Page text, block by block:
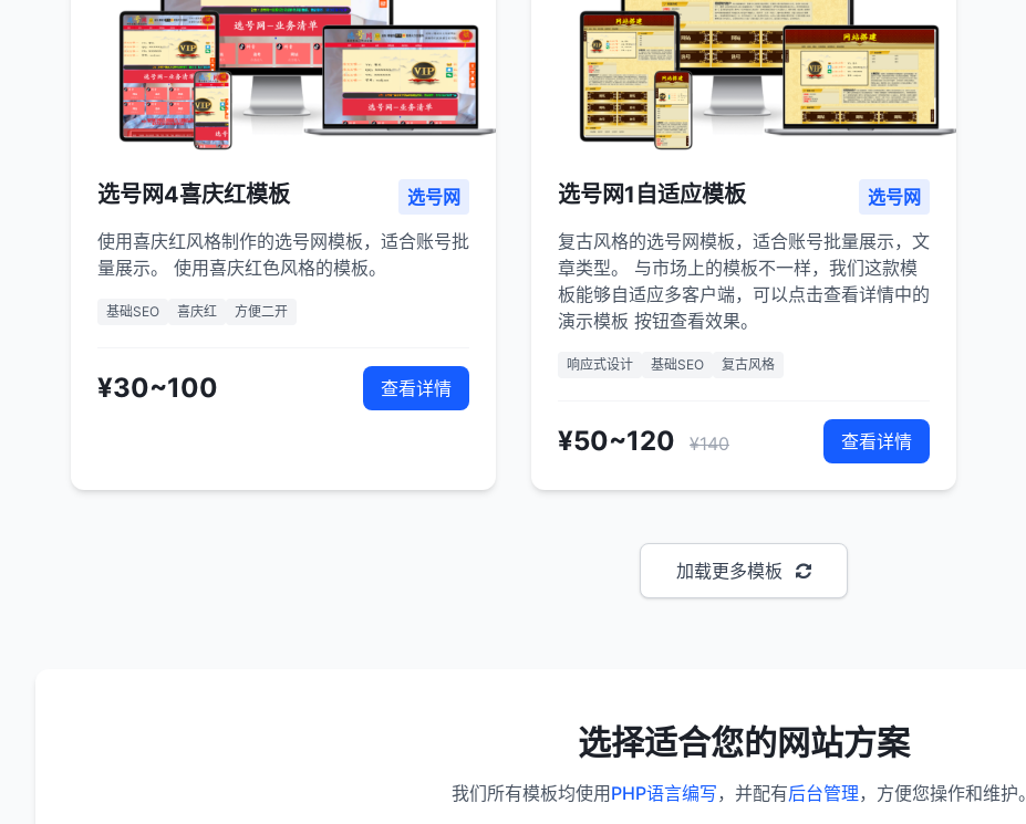
选号网4喜庆红模板
选号网
使用喜庆红风格制作的选号网模板，适合账号批
量展示。 使用喜庆红色风格的模板。
基础SEO 喜庆红 方便二开
¥30~100 查看详情
选号网1自适应模板
选号网
复古风格的选号网模板，适合账号批量展示，文
章类型。 与市场上的模板不一样，我们这款模
板能够自适应多客户端，可以点击查看详情中的
演示模板 按钮查看效果。
响应式设计 基础SEO 复古风格
¥50~120 ¥140 查看详情
加载更多模板
选择适合您的网站方案
我们所有模板均使用 PHP语言编写，并配有后台管理，方便您操作和维护。